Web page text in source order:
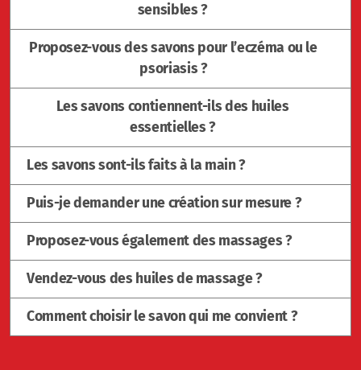
sensibles ?
Proposez-vous des savons pour l’eczéma ou le
psoriasis ?
Les savons contiennent-ils des huiles
essentielles ?
Les savons sont-ils faits à la main ?
Puis-je demander une création sur mesure ?
Proposez-vous également des massages ?
Vendez-vous des huiles de massage ?
Comment choisir le savon qui me convient ?